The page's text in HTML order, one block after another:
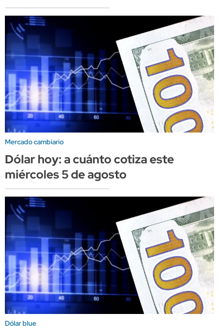
Mercado cambiario
Dólar hoy: a cuánto cotiza este
miércoles 5 de agosto
Dólar blue